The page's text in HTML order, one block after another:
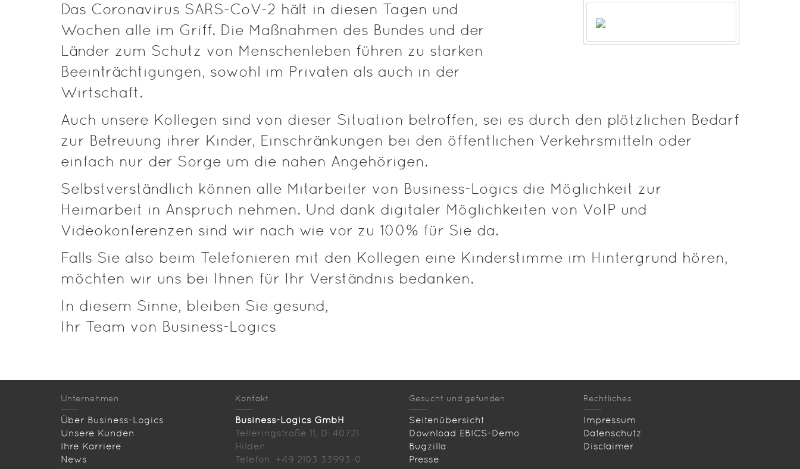
Das Coronavirus SARS-CoV-2 hält in diesen Tagen und
Wochen alle im Griff. Die Maßnahmen des Bundes und der
Länder zum Schutz von Menschenleben führen zu starken
Beeinträchtigungen, sowohl im Privaten als auch in der
Wirtschaft.
Auch unsere Kollegen sind von dieser Situation betroffen, sei es durch den plötzlichen Bedarf
zur Betreuung ihrer Kinder, Einschränkungen bei den öffentlichen Verkehrsmitteln oder
einfach nur der Sorge um die nahen Angehörigen.
Selbstverständlich können alle Mitarbeiter von Business-Logics die Möglichkeit zur
Heimarbeit in Anspruch nehmen. Und dank digitaler Möglichkeiten von VoIP und
Videokonferenzen sind wir nach wie vor zu 100% für Sie da.
Falls Sie also beim Telefonieren mit den Kollegen eine Kinderstimme im Hintergrund hören,
möchten wir uns bei Ihnen für Ihr Verständnis bedanken.
In diesem Sinne, bleiben Sie gesund,
Ihr Team von Business-Logics
Unternehmen
Über Business-Logics
Unsere Kunden
Ihre Karriere
News
Kontakt
Business-Logics GmbH
Telleringstraße 11, D-40721
Hilden
Telefon: +49 2103 33993‑0
Gesucht und gefunden
Seitenübersicht
Download EBICS-Demo
Bugzilla
Presse
Rechtliches
Impressum
Datenschutz
Disclaimer